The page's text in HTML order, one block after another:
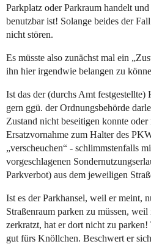
Parkplatz oder Parkraum handelt
benutzbar ist! Solange beides der
nicht stören.
Es müsste also zunächst mal ein
ihn hier irgendwie belangen zu
Ist das der (durchs Amt festgestellte)
gern ggü. der Ordnungsbehörde
Zustand nicht beseitigen konnte
Ersatzvornahme zum Halter des
„verscheuchen“ - schlimmstenfalls
vorgeschlagenen
Parkverbot) aus dem jeweiligen
Ist es der Parkhansel, weil er meint,
Straßenraum parken zu müssen,
zerkratzt, hat er dort nicht zu
gut fürs Knöllchen. Beschwert er